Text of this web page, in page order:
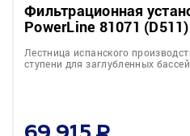
Фильтрационная
PowerLine 81071 (D511)
Лестница испанского
ступени для заглубленных